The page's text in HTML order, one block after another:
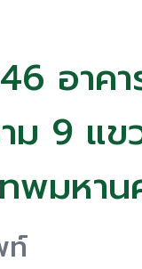
อาค
ม 9 แ
พมหา
ท์